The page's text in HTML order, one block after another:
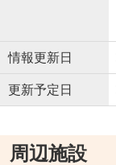
情報更新日
更新予定日
周辺施設